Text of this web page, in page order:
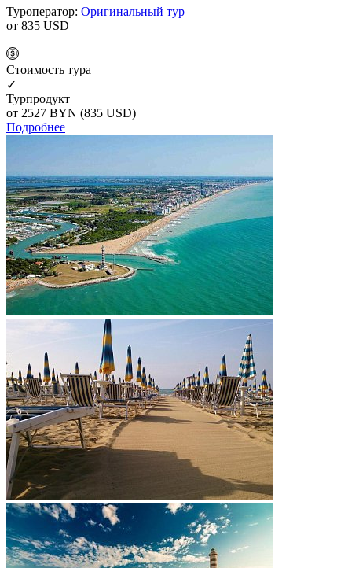
Туроператор: Оригинальный тур
от 835 USD
Cтоимость тура
✓
Турпродукт
от 2527 BYN (835 USD)
Подробнее